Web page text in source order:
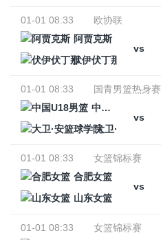
01-01 08:33
欧协联
阿贾克斯
vs
伏伊伏丁那
01-01 08:33
国青男篮热身赛
中国U18男篮
vs
大卫·安篮球学院
01-01 08:33
女篮锦标赛
合肥女篮
vs
山东女篮
01-01 08:33
女篮锦标赛